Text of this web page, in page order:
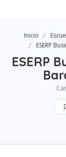
Inicio
ESERP
ESERP